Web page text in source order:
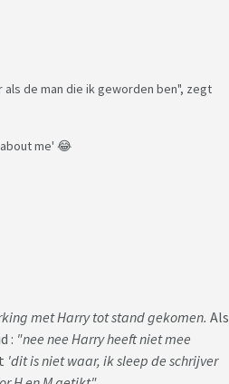
de man die ik geworden ben", zegt
me' 😂
met Harry tot stand gekomen. Als
: "nee nee Harry heeft niet mee
'dit is niet waar, ik sleep de schrijver